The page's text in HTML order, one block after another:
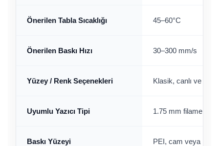
Önerilen Tabla Sıcaklığı 45–60°C
Önerilen Baskı Hızı 30–300 mm/s
Yüzey / Renk Seçenekleri Klasik, canlı ve mat
Uyumlu Yazıcı Tipi 1.75 mm filament
Baskı Yüzeyi
PEI, cam veya PLA